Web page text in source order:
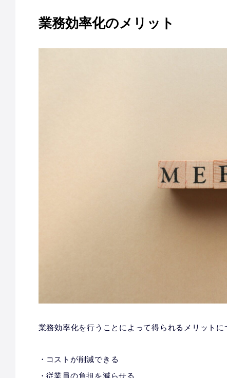
業務効率化のメリット
業務効率化を行うことによって得られるメリットに
コストが削減できる
従業員の負担を減らせる